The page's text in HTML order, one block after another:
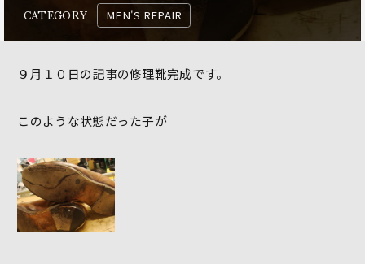
CATEGORY MEN'S REPAIR
９月１０日の記事の修理靴完成です。
このような状態だった子が